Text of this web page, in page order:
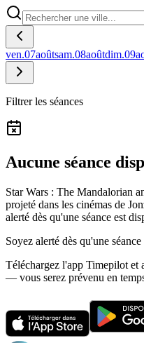
ven.07aoûtsam.08aoûtdim.09
Filtrer les séances
Aucune séance
Star Wars : The Mandalorian
projeté dans les cinémas de
alerté dès qu'une séance est
Soyez alerté dès qu'une
Téléchargez l'app Timepilot
— vous serez prévenu en